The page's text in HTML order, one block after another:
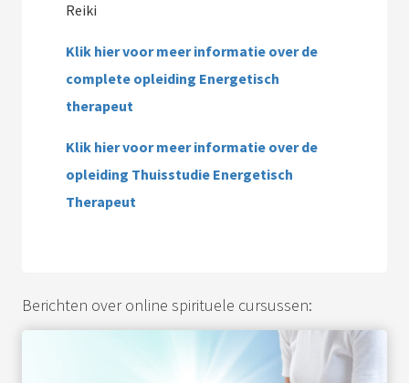
Reiki
Klik hier voor meer informatie over de
complete opleiding Energetisch
therapeut
Klik hier voor meer informatie over de
opleiding Thuisstudie Energetisch
Therapeut
Berichten over online spirituele cursussen: